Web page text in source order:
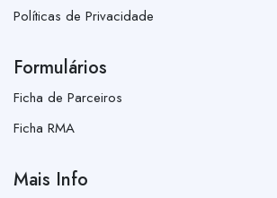
Políticas de Privacidade
Formulários
Ficha de Parceiros
Ficha RMA
Mais Info